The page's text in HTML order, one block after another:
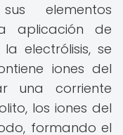
elementos
aplicación de
electrólisis, se
iones del
una corriente
los iones del
formando el